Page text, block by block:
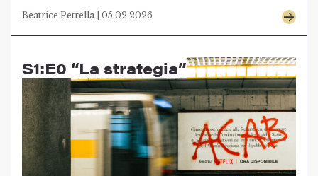
Beatrice Petrella | 05.02.2026
S1:E0 “La strategia”